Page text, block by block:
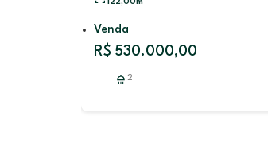
122,00m²
Venda
R$ 530.000,00
2